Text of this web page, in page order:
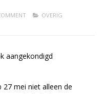
OVERIG
mei niet alleen de